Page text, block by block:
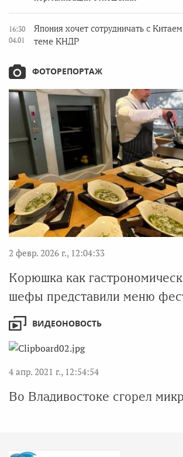
16:30
04.01
Япония хочет сотрудничать с
теме КНДР
ФОТОРЕПОРТАЖ
2 февр. 2026 г., 12:04:33
Корюшка как
шефы представили меню
ВИДЕОНОВОСТЬ
4 апр. 2021 г., 12:54:54
Во Владивостоке сгорел